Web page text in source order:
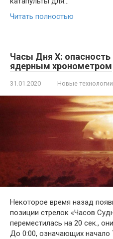
Читать полностью
Часы Дня X: опасность
ядерным хронометром
31.01.2020 Новые технологии
Некоторое время назад
позиции стрелок «Часов
переместилась на 20 сек.,
До 0:00, означающих начало